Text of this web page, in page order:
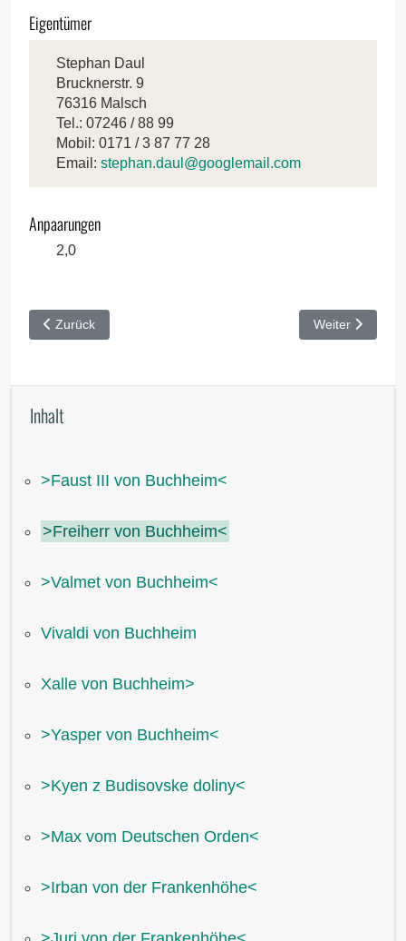
Eigentümer
Stephan Daul
Brucknerstr. 9
76316 Malsch
Tel.: 07246 / 88 99
Mobil: 0171 / 3 87 77 28
Email: stephan.daul@googlemail.com
Anpaarungen
2,0
Vorheriger Beitrag: ˃Faust III von Buchheim˂
Zurück Nächster
Weiter
Inhalt
˃Faust III von Buchheim˂
˃Freiherr von Buchheim˂
˃Valmet von Buchheim˂
Vivaldi von Buchheim
Xalle von Buchheim˃
˃Yasper von Buchheim˂
˃Kyen z Budisovske doliny˂
˃Max vom Deutschen Orden˂
˃Irban von der Frankenhöhe˂